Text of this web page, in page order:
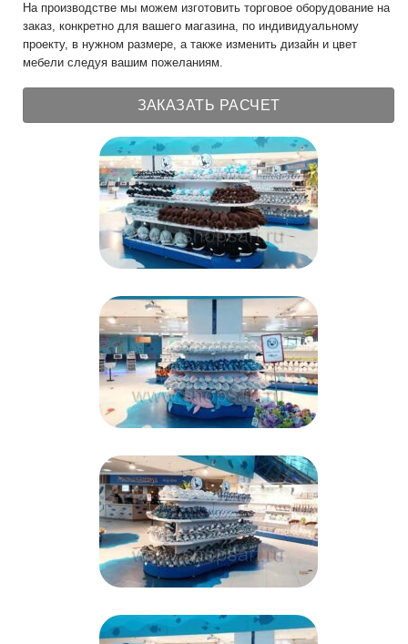
На производстве мы можем изготовить торговое оборудование на
заказ, конкретно для вашего магазина, по индивидуальному
проекту, в нужном размере, а также изменить дизайн и цвет
мебели следуя вашим пожеланиям.
ЗАКАЗАТЬ РАСЧЕТ